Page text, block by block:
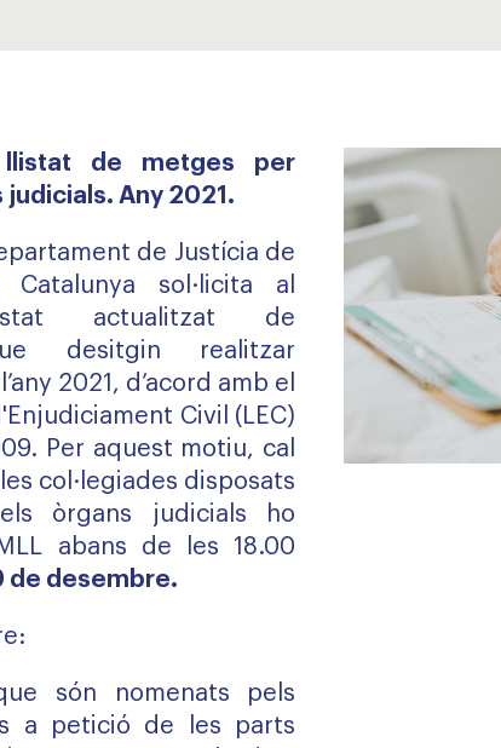
llistat de metges per
Any 2021.
de Justícia de
sol·licita al
actualitzat de
desitgin realitzar
2021, d’acord amb el
Civil (LEC)
Per aquest motiu, cal
col·legiades disposats
òrgans judicials ho
abans de les 18.00
de desembre.
són nomenats pels
a petició de les parts